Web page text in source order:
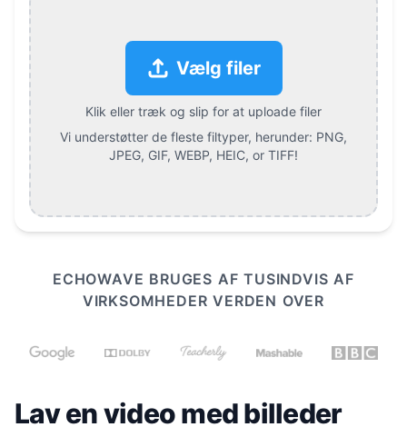
Vælg filer
Klik eller træk og slip for at uploade filer
Vi understøtter de fleste filtyper, herunder: PNG,
JPEG, GIF, WEBP, HEIC, or TIFF!
ECHOWAVE BRUGES AF TUSINDVIS AF
VIRKSOMHEDER VERDEN OVER
Lav en video med billeder